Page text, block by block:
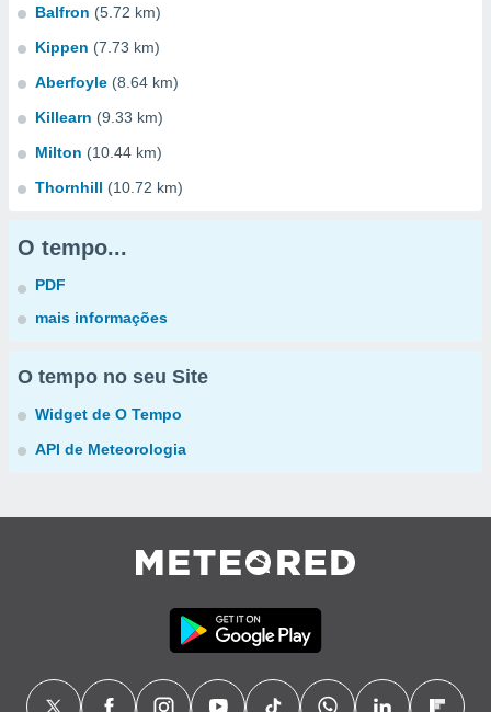
Balfron (5.72 km)
Kippen (7.73 km)
Aberfoyle (8.64 km)
Killearn (9.33 km)
Milton (10.44 km)
Thornhill (10.72 km)
O tempo...
PDF
mais informações
O tempo no seu Site
Widget de O Tempo
API de Meteorologia